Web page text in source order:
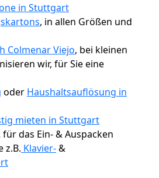
in Stuttgart
, in allen Größen und
Colmenar Viejo, bei kleinen
wir, für Sie eine
oder Haushaltsauflösung in
mieten in Stuttgart
für das Ein- & Auspacken
z.B. Klavier-&